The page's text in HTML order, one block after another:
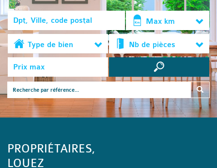
Max km
Type de bien Nb de pièces
PROPRIÉTAIRES,
LOUEZ